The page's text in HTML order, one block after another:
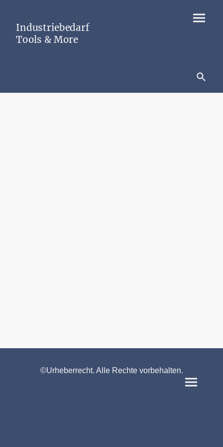
Industriebedarf
Tools & More
©Urheberrecht. Alle Rechte vorbehalten.